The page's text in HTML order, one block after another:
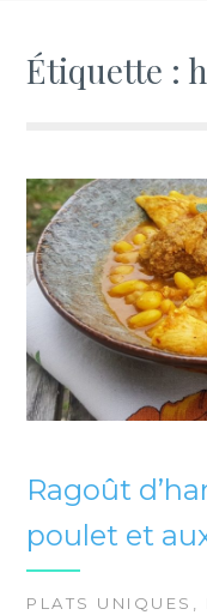
Étiquette :
Ragoût
poulet et
PLATS UNIQUES ,